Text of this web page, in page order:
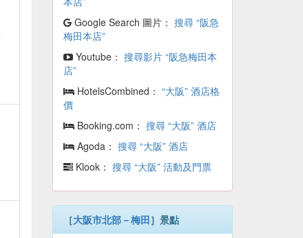
Google Search 圖片： 搜尋 “阪急
梅田本店”
Youtube： 搜尋影片 “阪急梅田本
店”
HotelsCombined： “大阪” 酒店格
價
Booking.com： 搜尋 “大阪” 酒店
Agoda： 搜尋 “大阪” 酒店
Klook： 搜尋 “大阪” 活動及門票
［大阪市北部－梅田］景點